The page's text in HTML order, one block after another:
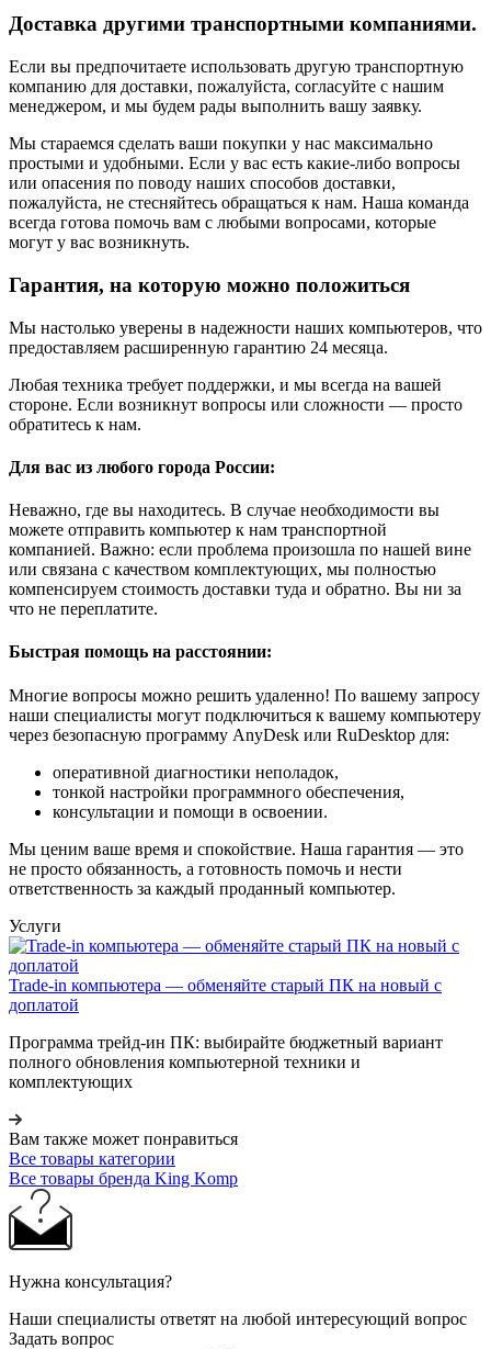
Доставка другими транспортными компаниями.
Если вы предпочитаете использовать другую транспортную
компанию для доставки, пожалуйста, согласуйте с нашим
менеджером, и мы будем рады выполнить вашу заявку.
Мы стараемся сделать ваши покупки у нас максимально
простыми и удобными. Если у вас есть какие-либо вопросы
или опасения по поводу наших способов доставки,
пожалуйста, не стесняйтесь обращаться к нам. Наша команда
всегда готова помочь вам с любыми вопросами, которые
могут у вас возникнуть.
Гарантия, на которую можно положиться
Мы настолько уверены в надежности наших компьютеров, что
предоставляем расширенную гарантию 24 месяца.
Любая техника требует поддержки, и мы всегда на вашей
стороне. Если возникнут вопросы или сложности — просто
обратитесь к нам.
Для вас из любого города России:
Неважно, где вы находитесь. В случае необходимости вы
можете отправить компьютер к нам транспортной
компанией. Важно: если проблема произошла по нашей вине
или связана с качеством комплектующих, мы полностью
компенсируем стоимость доставки туда и обратно. Вы ни за
что не переплатите.
Быстрая помощь на расстоянии:
Многие вопросы можно решить удаленно! По вашему запросу
наши специалисты могут подключиться к вашему компьютеру
через безопасную программу AnyDesk или RuDesktop для:
оперативной диагностики неполадок,
тонкой настройки программного обеспечения,
консультации и помощи в освоении.
Мы ценим ваше время и спокойствие. Наша гарантия — это
не просто обязанность, а готовность помочь и нести
ответственность за каждый проданный компьютер.
Услуги
Trade-in компьютера — обменяйте старый ПК на новый с
доплатой
Программа трейд-ин ПК: выбирайте бюджетный вариант
полного обновления компьютерной техники и
комплектующих
Вам также может понравиться
Все товары категории
Все товары бренда King Komp
Нужна консультация?
Наши специалисты ответят на любой интересующий вопрос
Задать вопрос